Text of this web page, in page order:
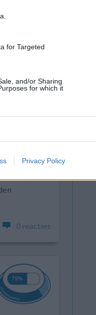
for Targeted
and/or Sharing
for which it
Privacy Policy
0 reacties
0 reacties